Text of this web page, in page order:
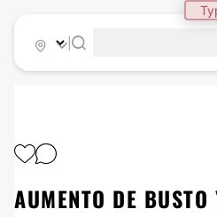
AUMENTO DE BUSTO